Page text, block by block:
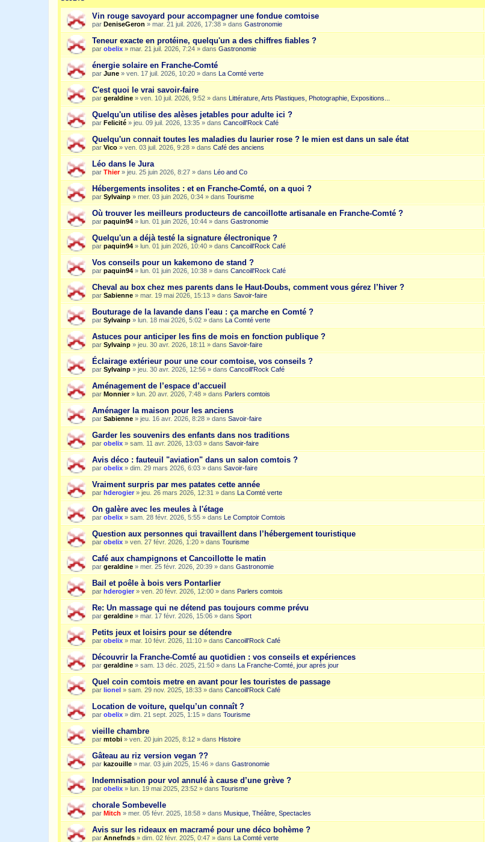
Vin rouge savoyard pour accompagner une fondue comtoise
par DeniseGeron » mar. 21 juil. 2026, 17:38 » dans Gastronomie
Teneur exacte en protéine, quelqu'un a des chiffres fiables ?
par obelix » mar. 21 juil. 2026, 7:24 » dans Gastronomie
énergie solaire en Franche-Comté
par June » ven. 17 juil. 2026, 10:20 » dans La Comté verte
C'est quoi le vrai savoir-faire
par geraldine » ven. 10 juil. 2026, 9:52 » dans Littérature, Arts Plastiques, Photographie, Expositions...
Quelqu'un utilise des alèses jetables pour adulte ici ?
par Felicité » jeu. 09 juil. 2026, 13:35 » dans Cancoill'Rock Café
Quelqu'un connait toutes les maladies du laurier rose ? le mien est dans un sale état
par Vico » ven. 03 juil. 2026, 9:28 » dans Café des anciens
Léo dans le Jura
par Thier» jeu. 25 juin 2026, 8:27 » dans Léo and Co
Hébergements insolites : et en Franche-Comté, on a quoi ?
par Sylvainp » mer. 03 juin 2026, 0:34 » dans Tourisme
Où trouver les meilleurs producteurs de cancoillotte artisanale en Franche-Comté ?
par paquin94 » lun. 01 juin 2026, 10:44 » dans Gastronomie
Quelqu'un a déjà testé la signature électronique ?
par paquin94 » lun. 01 juin 2026, 10:40 » dans Cancoill'Rock Café
Vos conseils pour un kakemono de stand ?
par paquin94 » lun. 01 juin 2026, 10:38 » dans Cancoill'Rock Café
Cheval au box chez mes parents dans le Haut-Doubs, comment vous gérez l’hiver ?
par Sabienne » mar. 19 mai 2026, 15:13 » dans Savoir-faire
Bouturage de la lavande dans l'eau : ça marche en Comté ?
par Sylvainp » lun. 18 mai 2026, 5:02 » dans La Comté verte
Astuces pour anticiper les fins de mois en fonction publique ?
par Sylvainp » jeu. 30 avr. 2026, 18:11 » dans Savoir-faire
Éclairage extérieur pour une cour comtoise, vos conseils ?
par Sylvainp » jeu. 30 avr. 2026, 12:56 » dans Cancoill'Rock Café
Aménagement de l’espace d’accueil
par Monnier» lun. 20 avr. 2026, 7:48 » dans Parlers comtois
Aménager la maison pour les anciens
par Sabienne » jeu. 16 avr. 2026, 8:28 » dans Savoir-faire
Garder les souvenirs des enfants dans nos traditions
par obelix » sam. 11 avr. 2026, 13:03 » dans Savoir-faire
Avis déco : fauteuil "aviation" dans un salon comtois ?
par obelix » dim. 29 mars 2026, 6:03 » dans Savoir-faire
Vraiment surpris par mes patates cette année
par hderogier » jeu. 26 mars 2026, 12:31 » dans La Comté verte
On galère avec les meules à l'étage
par obelix » sam. 28 févr. 2026, 5:55 » dans Le Comptoir Comtois
Question aux personnes qui travaillent dans l’hébergement touristique
par obelix » ven. 27 févr. 2026, 1:20 » dans Tourisme
Café aux champignons et Cancoillotte le matin
par geraldine » mer. 25 févr. 2026, 20:39 » dans Gastronomie
Bail et poêle à bois vers Pontarlier
par hderogier » ven. 20 févr. 2026, 12:00 » dans Parlers comtois
Re: Un massage qui ne détend pas toujours comme prévu
par geraldine » mar. 17 févr. 2026, 15:06 » dans Sport
Petits jeux et loisirs pour se détendre
par obelix » mar. 10 févr. 2026, 11:10 » dans Cancoill'Rock Café
Découvrir la Franche-Comté au quotidien : vos conseils et expériences
par geraldine » sam. 13 déc. 2025, 21:50 » dans La Franche-Comté, jour après jour
Quel coin comtois metre en avant pour les touristes de passage
par lionel » sam. 29 nov. 2025, 18:33 » dans Cancoill'Rock Café
Location de voiture, quelqu’un connaît ?
par obelix » dim. 21 sept. 2025, 1:15 » dans Tourisme
vieille chambre
par mtobi » ven. 20 juin 2025, 8:12 » dans Histoire
Gâteau au riz version vegan ??
par kazouille » mar. 03 juin 2025, 15:46 » dans Gastronomie
Indemnisation pour vol annulé à cause d’une grève ?
par obelix » lun. 19 mai 2025, 23:52 » dans Tourisme
chorale Sombevelle
par Mitch » mer. 05 févr. 2025, 18:58 » dans Musique, Théâtre, Spectacles
Avis sur les rideaux en macramé pour une déco bohème ?
par Annefnds » dim. 02 févr. 2025, 0:47 » dans La Comté verte